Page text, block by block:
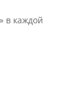
в каждой